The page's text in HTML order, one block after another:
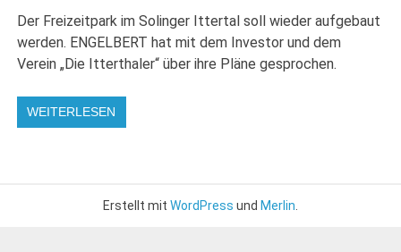
Der Freizeitpark im Solinger Ittertal soll wieder aufgebaut
werden. ENGELBERT hat mit dem Investor und dem
Verein „Die Itterthaler“ über ihre Pläne gesprochen.
WEITERLESEN
Erstellt mit WordPress und Merlin